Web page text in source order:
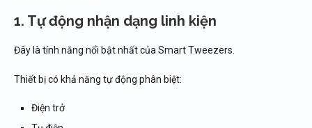
1. Tự động nhận dạng linh kiện
Đây là tính năng nổi bật nhất của Smart Tweezers.
Thiết bị có khả năng tự động phân biệt:
Điện trở